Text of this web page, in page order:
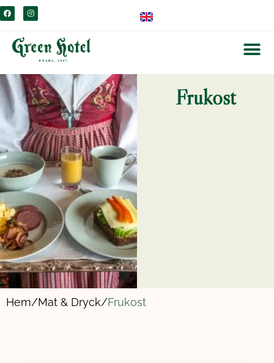
content
Frukost
Hem/Mat & Dryck/Frukost